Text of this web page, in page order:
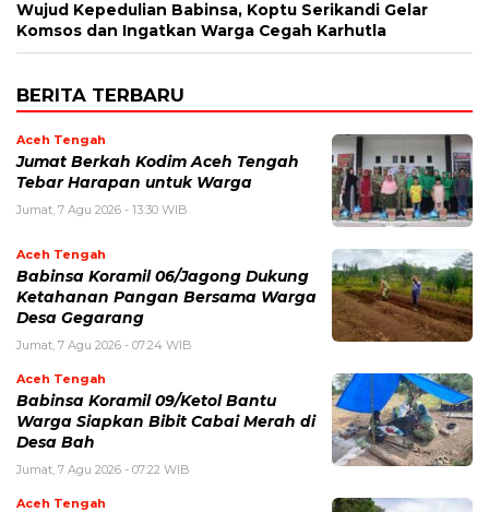
‎Wujud Kepedulian Babinsa, Koptu Serikandi Gelar
Komsos dan Ingatkan Warga Cegah Karhutla ‎
BERITA TERBARU
Aceh Tengah
Jumat Berkah Kodim Aceh Tengah
Tebar Harapan untuk Warga
Jumat, 7 Agu 2026 - 13:30 WIB
Aceh Tengah
‎Babinsa Koramil 06/Jagong Dukung
Ketahanan Pangan Bersama Warga
Desa Gegarang
Jumat, 7 Agu 2026 - 07:24 WIB
Aceh Tengah
‎Babinsa Koramil 09/Ketol Bantu
Warga Siapkan Bibit Cabai Merah di
Desa Bah
Jumat, 7 Agu 2026 - 07:22 WIB
Aceh Tengah